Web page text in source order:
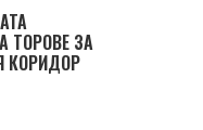
ТОРОВЕ ЗА
КОРИДОР